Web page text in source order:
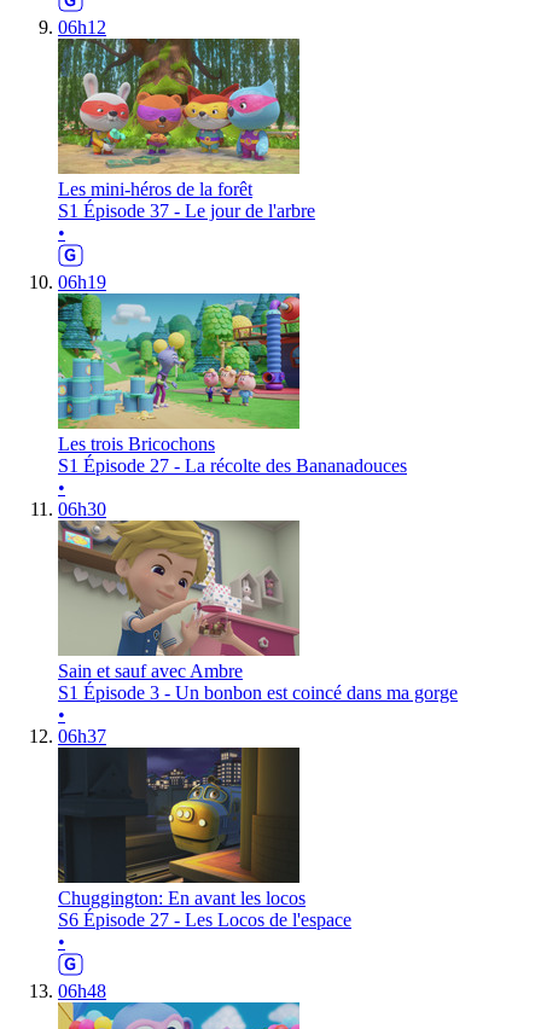
06h12
Les mini-héros de la forêt
S1 Épisode 37 - Le jour de l'arbre
•
06h19
Les trois Bricochons
S1 Épisode 27 - La récolte des Bananadouces
•
06h30
Sain et sauf avec Ambre
S1 Épisode 3 - Un bonbon est coincé dans ma gorge
•
06h37
Chuggington: En avant les locos
S6 Épisode 27 - Les Locos de l'espace
•
06h48